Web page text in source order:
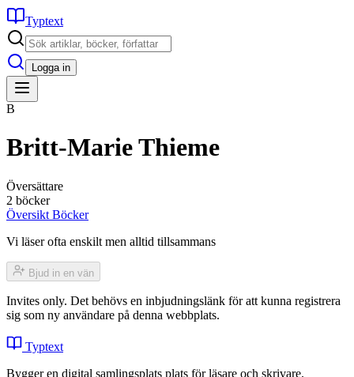
Typtext
Logga in
B
Britt-Marie Thieme
Översättare
2 böcker
Översikt Böcker
Vi läser ofta enskilt men alltid tillsammans
Bjud in en vän
Invites only. Det behövs en inbjudningslänk för att kunna registrera
sig som ny användare på denna webbplats.
Typtext
Bygger en digital samlingsplats plats för läsare och skrivare.